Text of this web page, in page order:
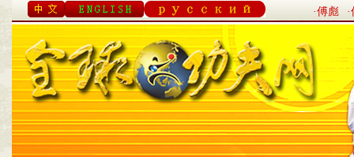
·傅彪